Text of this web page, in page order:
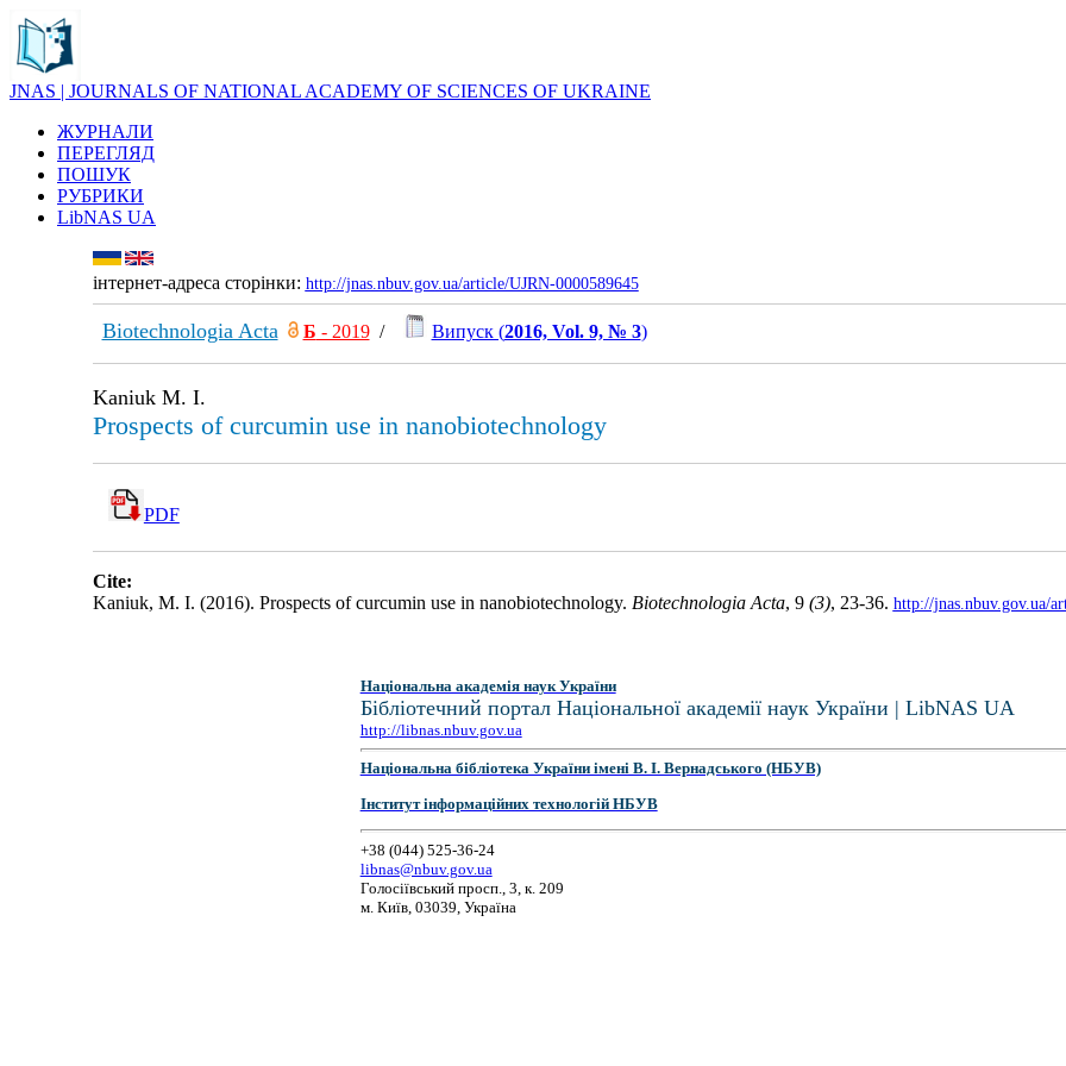
JNAS | JOURNALS OF NATIONAL ACADEMY OF SCIENCES OF UKRAINE
ЖУРНАЛИ
ПЕРЕГЛЯД
ПОШУК
РУБРИКИ
LibNAS UA
інтернет-адреса сторінки: http://jnas.nbuv.gov.ua/article/UJRN-0000589645
Biotechnologia Acta Б - 2019/ Випуск (2016, Vol. 9, № 3)
Kaniuk M. I.
Prospects of curcumin use in nanobiotechnology
PDF
Cite:
Kaniuk, M. I. (2016). Prospects of curcumin use in nanobiotechnology. Biotechnologia Acta, 9 (3), 23-36. http://jnas.nbuv.gov.ua/
Національна академія наук України
Бібліотечний портал Національної академії наук України | LibNAS UA
http://libnas.nbuv.gov.ua
Національна бібліотека України імені В. І. Вернадського (НБУВ)
Інститут інформаційних технологій НБУВ
+38 (044) 525-36-24
libnas@nbuv.gov.ua
Голосіївський просп., 3, к. 209
м. Київ, 03039, Україна